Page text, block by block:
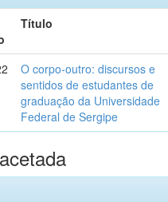
Título
O corpo-outro: discursos e
sentidos de estudantes de
graduação da Universidade
Federal de Sergipe